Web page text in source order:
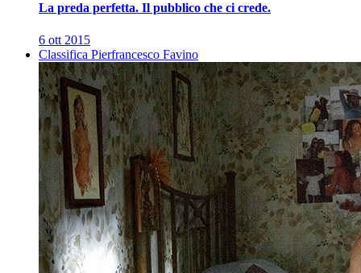
La preda perfetta. Il pubblico che ci crede.
6 ott 2015
Classifica Pierfrancesco Favino